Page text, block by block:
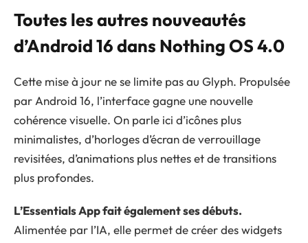
Toutes les autres nouveautés
d’Android 16 dans Nothing OS 4.0
Cette mise à jour ne se limite pas au Glyph. Propulsée
par Android 16, l’interface gagne une nouvelle
cohérence visuelle. On parle ici d’icônes plus
minimalistes, d’horloges d’écran de verrouillage
revisitées, d’animations plus nettes et de transitions
plus profondes.
L’Essentials App fait également ses débuts.
Alimentée par l’IA, elle permet de créer des widgets